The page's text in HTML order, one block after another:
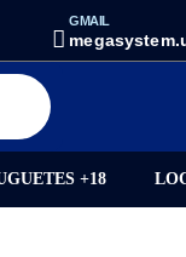
GMAIL
+18